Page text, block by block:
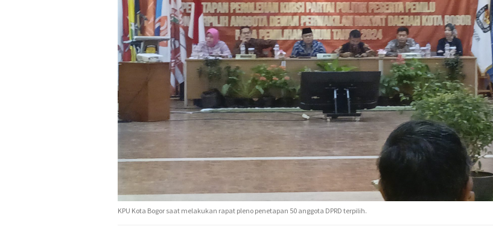
KPU Kota Bogor saat melakukan rapat pleno penetapan 50 anggota DPRD terpilih.